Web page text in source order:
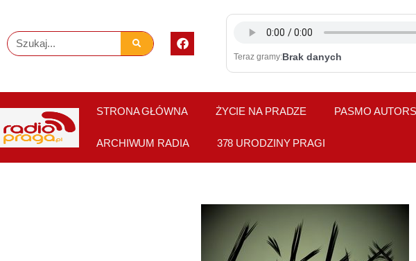
content
Szukaj
F
a
c
o
o
k
Teraz gramy:Brak danych
STRONA GŁÓWNA ŻYCIE NA PRADZE PASMO
ARCHIWUM RADIA 378 URODZINY PRAGI